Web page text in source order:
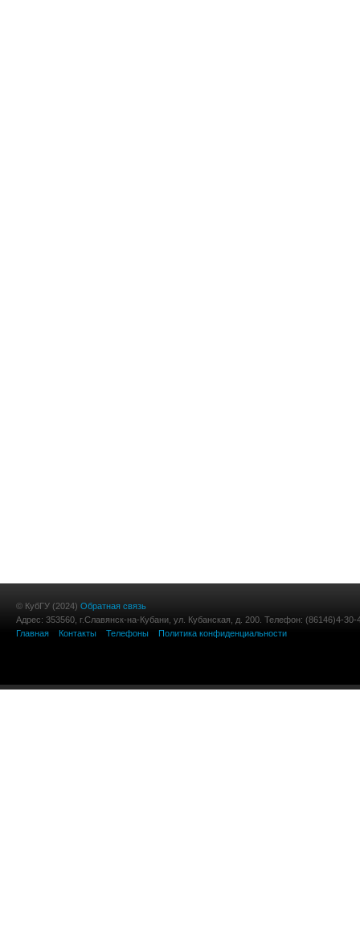
© КубГУ (2024) Обратная связь
Адрес: 353560, г.Славянск-на-Кубани, ул. Кубанская, д. 200. Телефон: (86146)4-30-
Главная
Контакты Телефоны Политика конфиденциальности